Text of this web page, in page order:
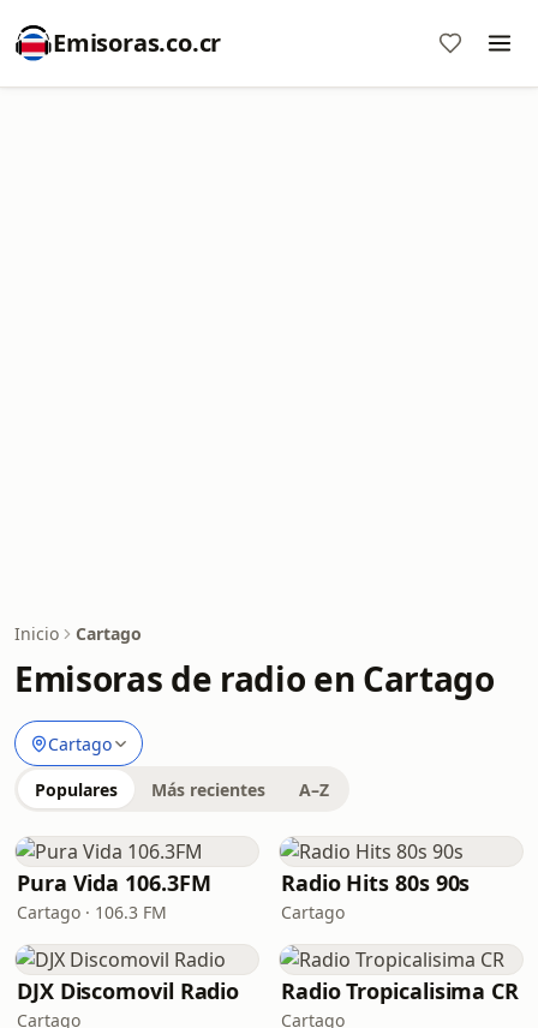
Emisoras.co.cr
Inicio Cartago
Emisoras de radio en Cartago
Cartago
Populares Más recientes A–Z
Pura Vida 106.3FM
Cartago · 106.3 FM
Radio Hits 80s 90s
Cartago
DJX Discomovil Radio
Cartago
Radio Tropicalisima CR
Cartago